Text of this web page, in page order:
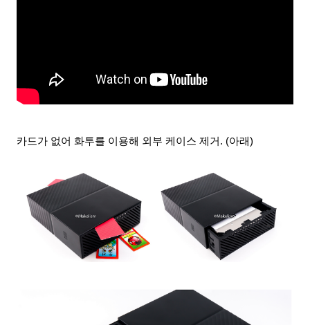
카드가 없어 화투를 이용해 외부 케이스 제거. (아래)